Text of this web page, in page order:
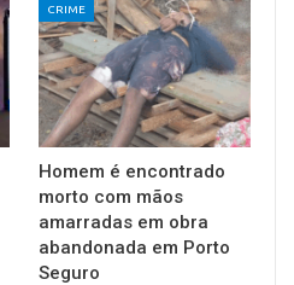
CRIME
Homem é encontrado
morto com mãos
amarradas em obra
abandonada em Porto
Seguro